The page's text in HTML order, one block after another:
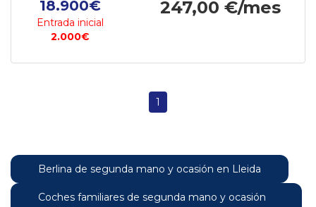
18.900€
Entrada inicial
2.000€
247,00 €/mes
1
Berlina de segunda mano y ocasión en Lleida
Coches familiares de segunda mano y ocasión